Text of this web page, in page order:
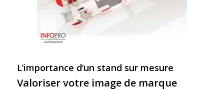
L’importance d’un stand sur mesure
Valoriser votre image de marque